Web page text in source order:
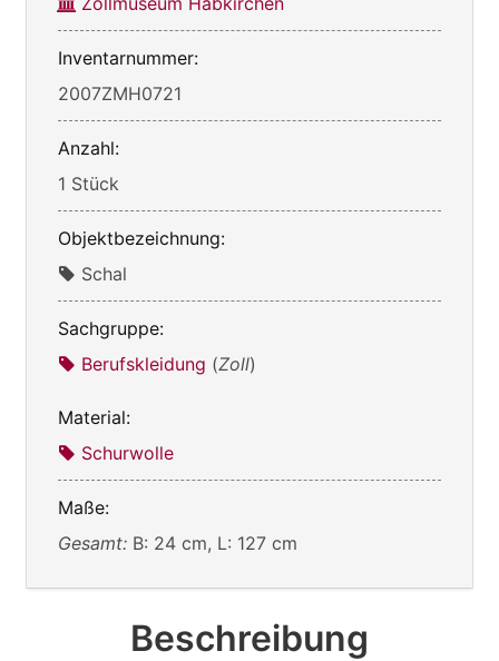
Inventarnummer:
2007ZMH0721
Anzahl:
1 Stück
Objektbezeichnung:
Schal
Sachgruppe:
Berufskleidung (Zoll)
Material:
Schurwolle
Maße:
Gesamt: B: 24 cm, L: 127 cm
Beschreibung